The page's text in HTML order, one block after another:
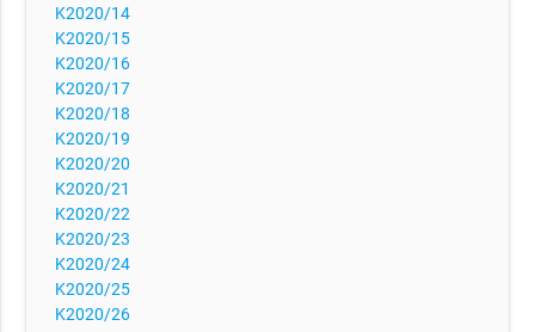
K2020/14
K2020/15
K2020/16
K2020/17
K2020/18
K2020/19
K2020/20
K2020/21
K2020/22
K2020/23
K2020/24
K2020/25
K2020/26